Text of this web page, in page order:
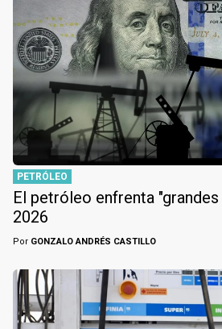
PETRÓLEO
El petróleo enfrenta
2026
Por GONZALO ANDRÉS CASTILLO